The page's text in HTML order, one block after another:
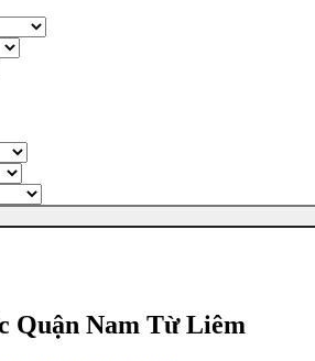
Quận Nam Từ Liêm